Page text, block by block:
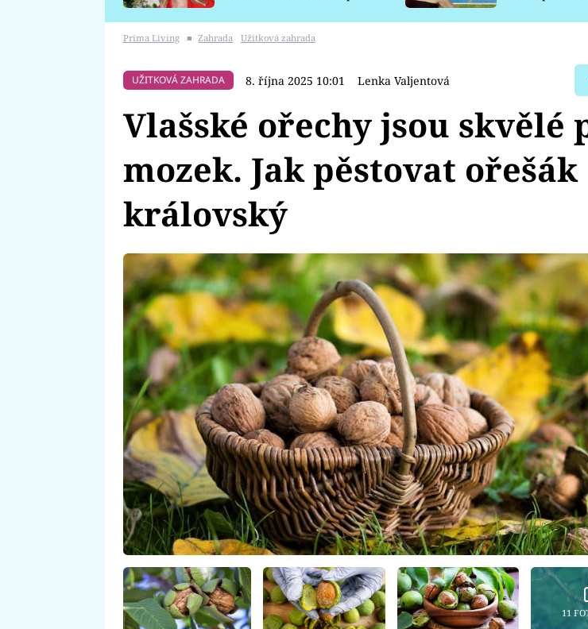
Prima Living ■ Zahrada Užitková zahrada
UŽITKOVÁ ZAHRADA 8. října 2025 10:01 Lenka Valjentová
Vlašské ořechy jsou skvělé
mozek. Jak pěstovat ořešák
královský
11